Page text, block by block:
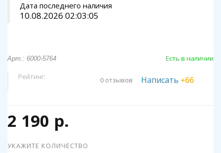
Дата последнего наличия
10.08.2026 02:03:05
Арт.: 6000-5764 Есть в наличии
Рейтинг: 0 отзывов Написать +66
2 190 р.
УКАЖИТЕ КОЛИЧЕСТВО